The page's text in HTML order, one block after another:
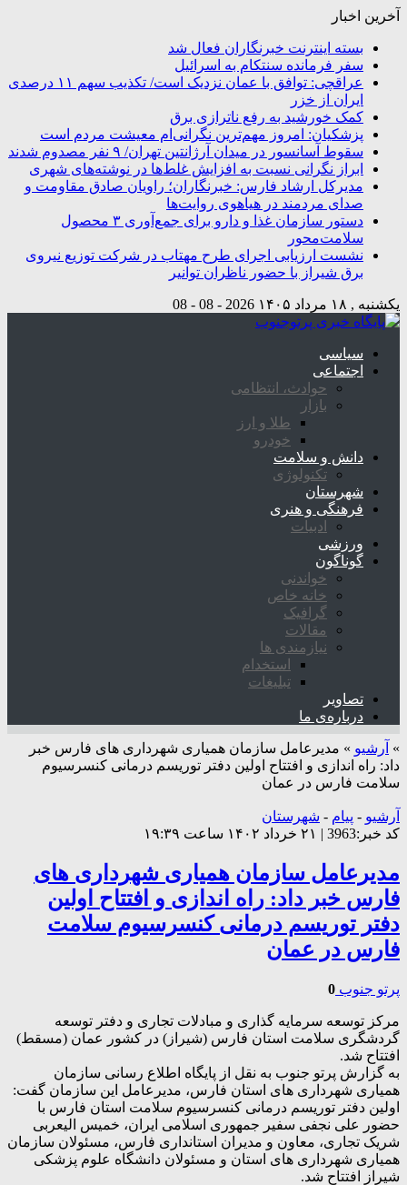
آخرین اخبار
بسته اینترنت خبرنگاران فعال شد
سفر فرمانده سنتکام به اسرائیل
عراقچی: توافق با عمان نزدیک است/ تکذیب سهم ۱۱ درصدی
ایران از خزر
کمک خورشید به رفع ناترازی برق
پزشکیان: امروز مهم‌ترین نگرانی‌ام معیشت مردم است
سقوط آسانسور در میدان آرژانتین تهران/ ۹ نفر مصدوم شدند
ابراز نگرانی نسبت به افزایش غلط‌ها در نوشته‌های شهری
مدیرکل ارشاد فارس: خبرنگاران؛ راویان صادق مقاومت و
صدای مردمند در هیاهوی روایت‌ها
دستور سازمان غذا و دارو برای جمع‌آوری ۳ محصول
سلامت‌محور
نشست ارزیابی اجرای طرح مهتاب در شرکت توزیع نیروی
برق شیراز با حضور ناظران توانیر
یکشنبه , ۱۸ مرداد ۱۴۰۵ 2026 - 08 - 08
سیاسی
اجتماعی
حوادث، انتظامی
بازار
طلا و ارز
خودرو
دانش و سلامت
تکنولوژی
شهرستان
فرهنگی و هنری
ادبیات
ورزشی
گوناگون
خواندنی
خانه خاص
گرافیک
مقالات
نیازمندی ها
استخدام
تبلیغات
تصاویر
درباره‌ی ما
» آرشیو » مدیرعامل سازمان همیاری شهرداری های فارس خبر
داد: راه اندازی و افتتاح اولین دفتر توریسم درمانی کنسرسیوم
سلامت فارس در عمان
آرشیو - پیام - شهرستان
کد خبر:3963 | ۲۱ خرداد ۱۴۰۲ ساعت ۱۹:۳۹
مدیرعامل سازمان همیاری شهرداری های
فارس خبر داد: راه اندازی و افتتاح اولین
دفتر توریسم درمانی کنسرسیوم سلامت
فارس در عمان
پرتو جنوب 0
مرکز توسعه سرمایه گذاری و مبادلات تجاری و دفتر توسعه
گردشگری سلامت استان فارس (شیراز) در کشور عمان (مسقط)
افتتاح شد.
به گزارش پرتو جنوب به نقل از پایگاه اطلاع رسانی سازمان
همیاری شهرداری های استان فارس، مدیرعامل این سازمان گفت:
اولین دفتر توریسم درمانی کنسرسیوم سلامت استان فارس با
حضور علی نجفی سفیر جمهوری اسلامی ایران، خمیس الیعربی
شریک تجاری، معاون و مدیران استانداری فارس، مسئولان سازمان
همیاری شهرداری های استان و مسئولان دانشگاه علوم پزشکی
شیراز افتتاح شد.